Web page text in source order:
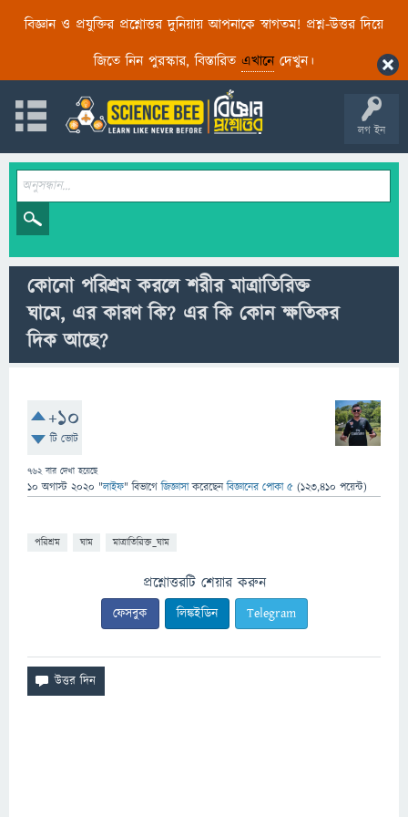
বিজ্ঞান ও প্রযুক্তির প্রশ্নোত্তর দুনিয়ায় আপনাকে স্বাগতম! প্রশ্ন-উত্তর দিয়ে
জিতে নিন পুরস্কার, বিস্তারিত এখানেদেখুন।
লগ ইন
কোনো পরিশ্রম করলে শরীর মাত্রাতিরিক্ত
ঘামে, এর কারণ কি? এর কি কোন ক্ষতিকর
দিক আছে?
+10
টি ভোট
762বার দেখা হয়েছে
10 অগাস্ট 2020 "লাইফ" বিভাগে জিজ্ঞাসাকরেছেনবিজ্ঞানের পোকা ৫ (123,410 পয়েন্ট)
পরিশ্রম ঘাম মাত্রাতিরিক্ত_ঘাম
প্রশ্নোত্তরটি শেয়ার করুন
ফেসবুক লিঙ্কইডিন Telegram